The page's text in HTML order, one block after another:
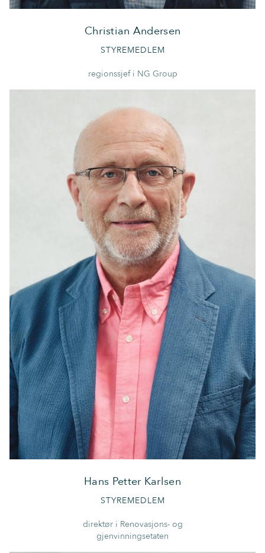
Christian Andersen
STYREMEDLEM
regionssjef i NG Group
Hans Petter Karlsen
STYREMEDLEM
direktør i Renovasjons- og
gjenvinningsetaten